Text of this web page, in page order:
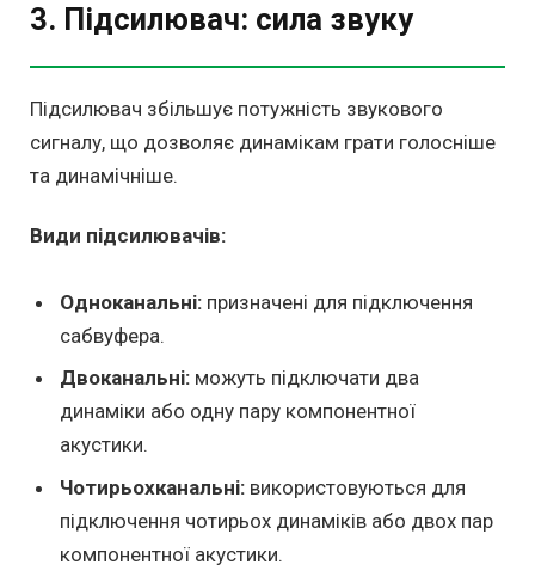
3. Підсилювач: сила звуку
Підсилювач збільшує потужність звукового
сигналу, що дозволяє динамікам грати голосніше
та динамічніше.
Види підсилювачів:
Одноканальні: призначені для підключення
сабвуфера.
Двоканальні: можуть підключати два
динаміки або одну пару компонентної
акустики.
Чотирьохканальні: використовуються для
підключення чотирьох динаміків або двох пар
компонентної акустики.